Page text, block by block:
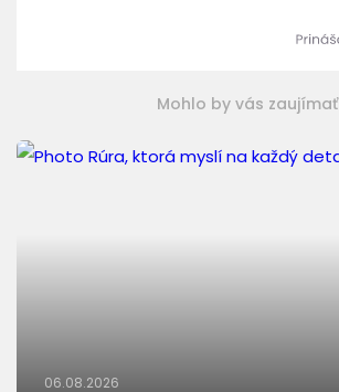
Mohlo by vás zaujímať
06.08.2026